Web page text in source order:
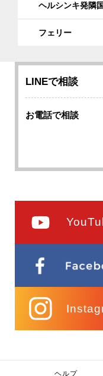
ヘルシンキ発隣
フェリー
LINEで相談
お電話で相談
ヘルプ